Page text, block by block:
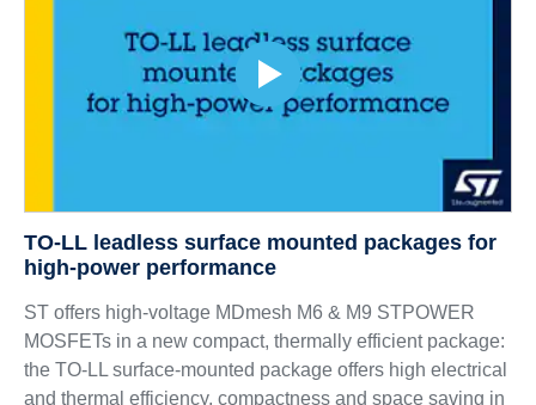
TO-LL leadless surface mounted packages for
high-power performance
ST offers high-voltage MDmesh M6 & M9 STPOWER
MOSFETs in a new compact, thermally efficient package:
the TO-LL surface-mounted package offers high electrical
and thermal efficiency, compactness and space saving in